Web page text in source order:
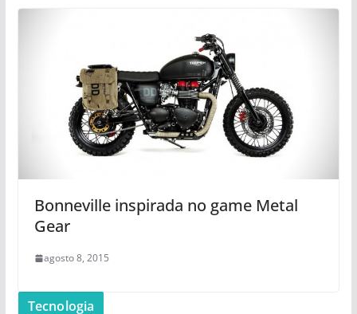
Bonneville inspirada no game Metal
Gear
agosto 8, 2015
Tecnologia